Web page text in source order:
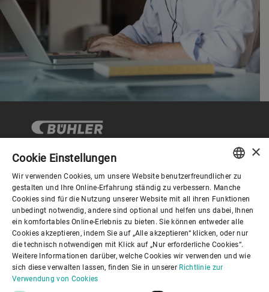
Corporate Governance
Über Bühler
Nützliche Links
ENGLISH
SPANISH
GERMAN
FRENCH
PORTUGUESE
×
Cookie Einstellungen
Wir verwenden Cookies, um unsere Website benutzerfreundlicher zu
gestalten und Ihre Online-Erfahrung ständig zu verbessern. Manche
Cookies sind für die Nutzung unserer Website mit all ihren Funktionen
unbedingt notwendig, andere sind optional und helfen uns dabei, Ihnen
ein komfortables Online-Erlebnis zu bieten. Sie können entweder alle
Cookies akzeptieren, indem Sie auf „Alle akzeptieren“ klicken, oder nur
die technisch notwendigen mit Klick auf „Nur erforderliche Cookies“.
Weitere Informationen darüber, welche Cookies wir verwenden und wie
sich diese verwalten lassen, finden Sie in unserer Richtlinie zur
Verwendung von Cookies